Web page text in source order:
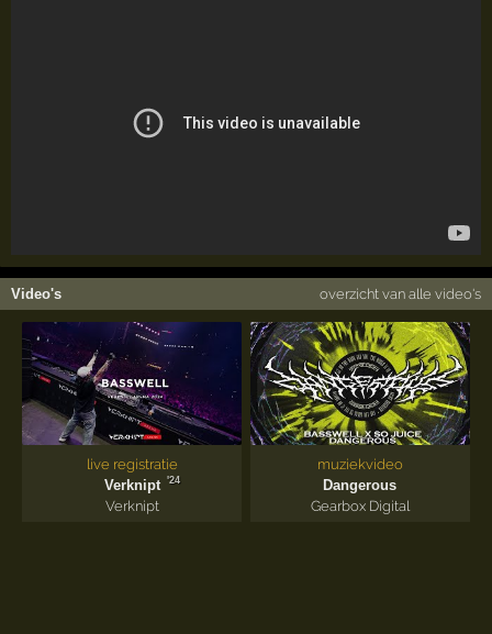
Video's overzicht van alle video's
live registratie
Verknipt
'24
Verknipt
muziekvideo
Dangerous
Gearbox Digital